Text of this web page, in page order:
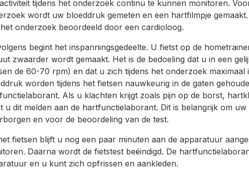
tijdens het onderzoek continu te kunnen monitoren.
wordt uw bloeddruk gemeten en een hartfilmpje
onderzoek beoordeeld door een cardioloog.
begint het inspanningsgedeelte. U fietst op de
zwaarder wordt gemaakt. Het is de bedoeling dat u in een
de 60-70 rpm) en dat u zich tijdens het onderzoek maximaal
worden tijdens het fietsen nauwkeurig in de gaten
Als u klachten krijgt zoals pijn op de borst,
u dit melden aan de hartfunctielaborant. Dit is belangrijk om uw
en voor de beoordeling van de test.
fietsen blijft u nog een paar minuten aan de apparatuur
Daarna wordt de fietstest beëindigd. De
en u kunt zich opfrissen en aankleden.